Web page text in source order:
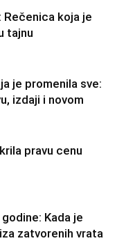
Rečenica koja je
tajnu
je promenila sve:
izdaji i novom
pravu cenu
Kada je
zatvorenih vrata